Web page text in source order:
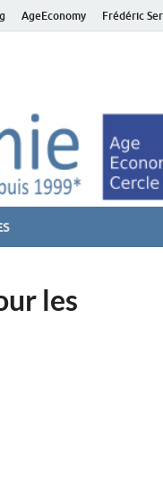
AgeEconomy Frédéric
les